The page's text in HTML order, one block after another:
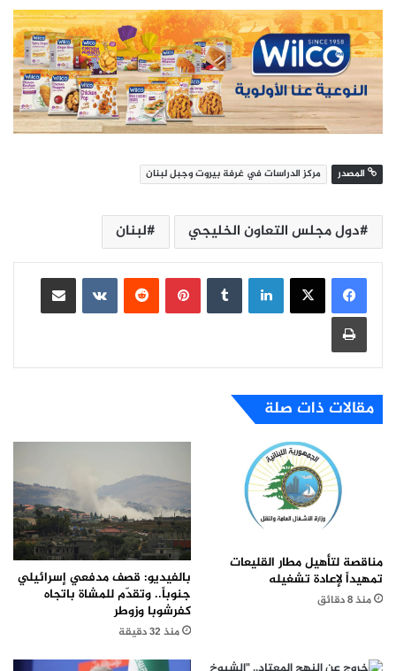
المصدر مركز الدراسات في غرفة بيروت وجبل لبنان
دول مجلس التعاون الخليجي لبنان
لينكدإن بينتيريست
مشاركة عبر البريد
طباعة
مقالات ذات صلة
مناقصة لتأهيل مطار القليعات
تمهيداً لإعادة تشغيله
منذ 8 دقائق
بالفيديو: قصف مدفعي إسرائيلي
جنوباً.. وتقدّم للمشاة باتجاه
كفرشوبا وزوطر
منذ 32 دقيقة